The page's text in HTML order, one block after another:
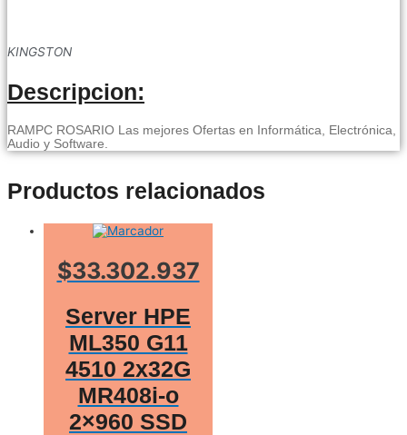
KINGSTON
Descripcion:
RAMPC ROSARIO Las mejores Ofertas en Informática, Electrónica,
Audio y Software.
Productos relacionados
$33.302.937
Server HPE
ML350 G11
4510 2x32G
MR408i-o
2×960 SSD